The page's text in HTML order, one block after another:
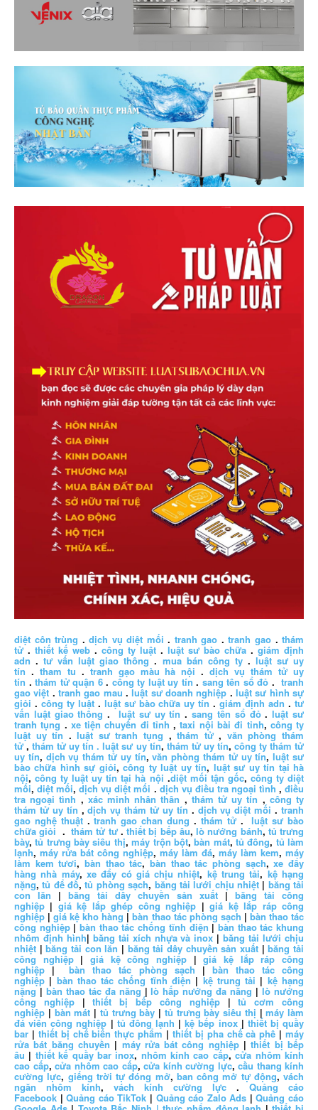
diệt côn trùng .dịch vụ diệt mối . tranh gao .tranh gao .thám
tử. thiết kế web . công ty luật . luật sư bào chữa .giám định
adn .tư vấn luật giao thông. mua bán công ty. luật sư uy
tín . tham tu .tranh gạo màu hà nội .dịch vụ thám tử uy
tín .thám tử quận 6. công ty luật uy tín . sang tên sổ đỏ .tranh
gao việt .tranh gao mau .luật sư doanh nghiệp .luật sư hình sự
giỏi . công ty luật. luật sư bào chữa uy tín .giám định adn .tư
vấn luật giao thông .luật sư uy tín .sang tên sổ đỏ.luật sư
tranh tụng . xe tiện chuyến đi tỉnh ,taxi nội bài đi tỉnh, công ty
luật uy tín .luật sư tranh tụng ,thám tử, văn phòng thám
tử,thám tử uy tín . luật sư uy tín, thám tử uy tín, công ty thám tử
uy tín, dịch vụ thám tử uy tín,văn phòng thám tử uy tín,luật sư
bào chữa hình sự giỏi,công ty luật uy tín, luật sư uy tín tại hà
nội,công ty luật uy tín tại hà nội .diệt mối tận gốc, công ty diệt
mối,diệt mối,dịch vụ diệt mối .dịch vụ điều tra ngoại tình ,điều
tra ngoại tình ,xác minh nhân thân ,thám tử uy tín , công ty
thám tử uy tín ,dịch vụ thám tử uy tín . dịch vụ diệt mối .tranh
gao nghệ thuật.tranh gao chan dung . thám tử.luật sư bào
chữa giỏi .thám tử tư.thiết bị bếp âu,lò nướng bánh, tủ trưng
bày,tủ trưng bày siêu thị,máy trộn bột,bàn mát,tủ đông, tủ làm
lạnh, máy rửa bát công nghiệp, máy làm đá, máy làm kem, máy
làm kem tươi,bàn thao tác,bàn thao tác phòng sạch,xe đẩy
hàng nhà máy, xe đẩy có giá chịu nhiệt, kệ trung tải, kệ hạng
nặng,tủ để đồ,tủ phòng sạch, băng tải lưới chịu nhiệt| băng tải
con lăn | băng tải dây chuyền sản xuất | băng tải công
nghiệp | giá kệ lắp ghép công nghiệp |giá kệ lắp ráp công
nghiệp |giá kệ kho hàng |bàn thao tác phòng sạch | bàn thao tác
công nghiệp|bàn thao tác chống tĩnh điện |bàn thao tác khung
nhôm định hình| băng tải xích nhựa và inox|băng tải lưới chịu
nhiệt |băng tải con lăn | băng tải dây chuyền sản xuất |băng tải
công nghiệp|giá kệ công nghiệp |giá kệ lắp ráp công
nghiệp |bàn thao tác phòng sạch| bàn thao tác công
nghiệp | bàn thao tác chống tĩnh điện | kệ trung tải | kệ hạng
nặng| bàn thao tác đa năng|lò hấp nướng đa năng |lò nướng
công nghiệp|thiết bị bếp công nghiệp|tủ cơm công
nghiệp |bàn mát | tủ trưng bày | tủ trưng bày siêu thị |máy làm
đá viên công nghiệp | tủ đông lạnh |kệ bếp inox| thiết bị quầy
bar | thiết bị chế biến thực phẩm | thiết bị pha chế cà phê| máy
rửa bát băng chuyền | máy rửa bát công nghiệp|thiết bị bếp
âu | thiết kế quầy bar inox, nhôm kính cao cấp,cửa nhôm kính
cao cấp, cửa nhôm cao cấp, cửa kính cường lực, cầu thang kính
cường lực, giếng trời tự đóng mở, ban công mở tự động, vách
ngăn nhôm kính, vách kính cường lực .Quảng cáo
Facebook |Quảng cáo TikTok | Quảng cáo Zalo Ads |Quảng cáo